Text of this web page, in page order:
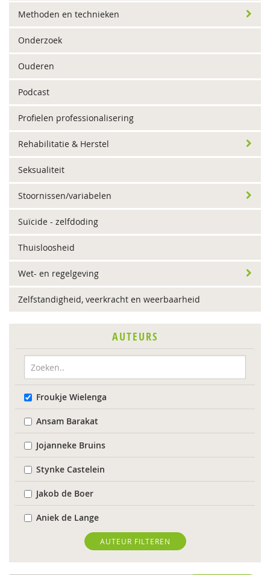
Methoden en technieken
Onderzoek
Ouderen
Podcast
Profielen professionalisering
Rehabilitatie & Herstel
Seksualiteit
Stoornissen/variabelen
Suïcide - zelfdoding
Thuisloosheid
Wet- en regelgeving
Zelfstandigheid, veerkracht en weerbaarheid
AUTEURS
Froukje Wielenga
Ansam Barakat
Jojanneke Bruins
Stynke Castelein
Jakob de Boer
Aniek de Lange
Lenneke Docter
Anne Evers
AUTEUR FILTEREN